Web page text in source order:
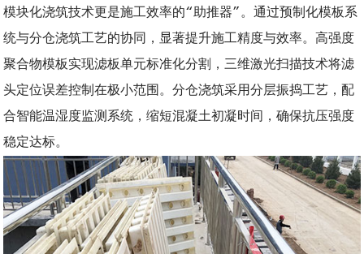
模块化浇筑技术更是施工效率的“助推器”。通过预制化模板系
统与分仓浇筑工艺的协同，显著提升施工精度与效率。高强度
聚合物模板实现滤板单元标准化分割，三维激光扫描技术将滤
头定位误差控制在极小范围。分仓浇筑采用分层振捣工艺，配
合智能温湿度监测系统，缩短混凝土初凝时间，确保抗压强度
稳定达标。